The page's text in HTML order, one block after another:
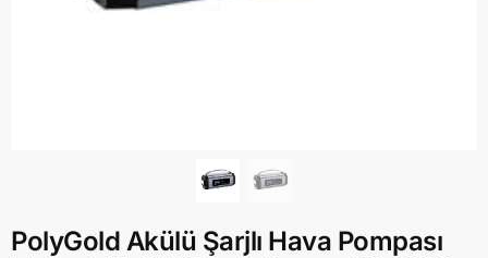
PolyGold Akülü Şarjlı Hava Pompası